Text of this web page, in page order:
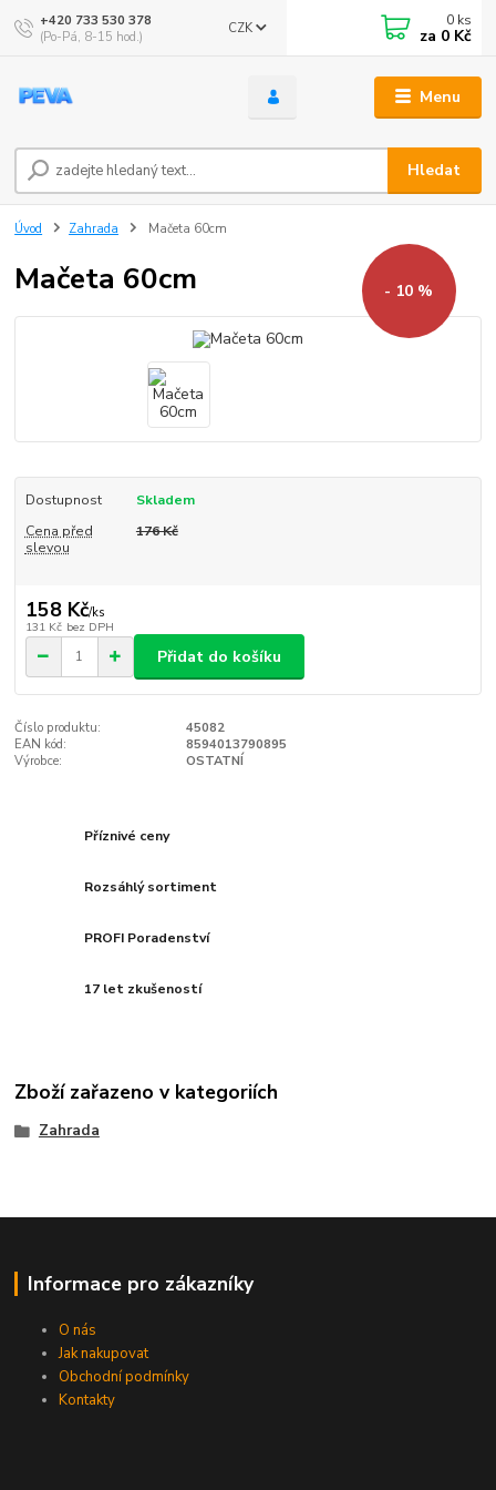
Menu
CZK
Hledat
+420 733 530 378
(Po-Pá, 8-15 hod.)
0 ks
za 0 Kč
Úvod Zahrada Mačeta 60cm
Mačeta 60cm - 10 %
Dostupnost
Skladem
Cena před
slevou
176 Kč
158 Kč/ks
131 Kč bez DPH
Přidat do košíku
Číslo produktu:
45082
EAN kód:
8594013790895
Výrobce:
OSTATNÍ
Příznivé ceny
Rozsáhlý sortiment
PROFI Poradenství
17 let zkušeností
Zboží zařazeno v kategoriích
Zahrada
Informace pro zákazníky
O nás
Jak nakupovat
Obchodní podmínky
Kontakty